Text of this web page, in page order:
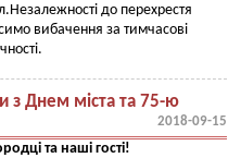
до перехрестя
вибачення за тимчасові
з Днем міста та 75-ю
2018-09-15
та наші гості!